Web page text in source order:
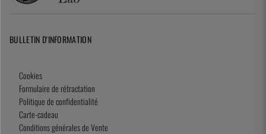
BULLETIN D'INFORMATION
Cookies
Formulaire de rétractation
Politique de confidentialité
Carte-cadeau
Conditions générales de Vente